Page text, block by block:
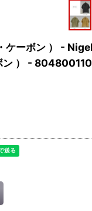
ケーボン ） -
ン ） -